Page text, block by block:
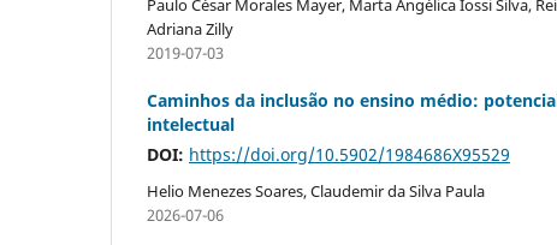
Adriana Zilly
2019-07-03
Caminhos da inclusão no ensino médio:
intelectual
DOI: https://doi.org/10.5902/1984686X95529
Helio Menezes Soares, Claudemir da Silva Paula
2026-07-06